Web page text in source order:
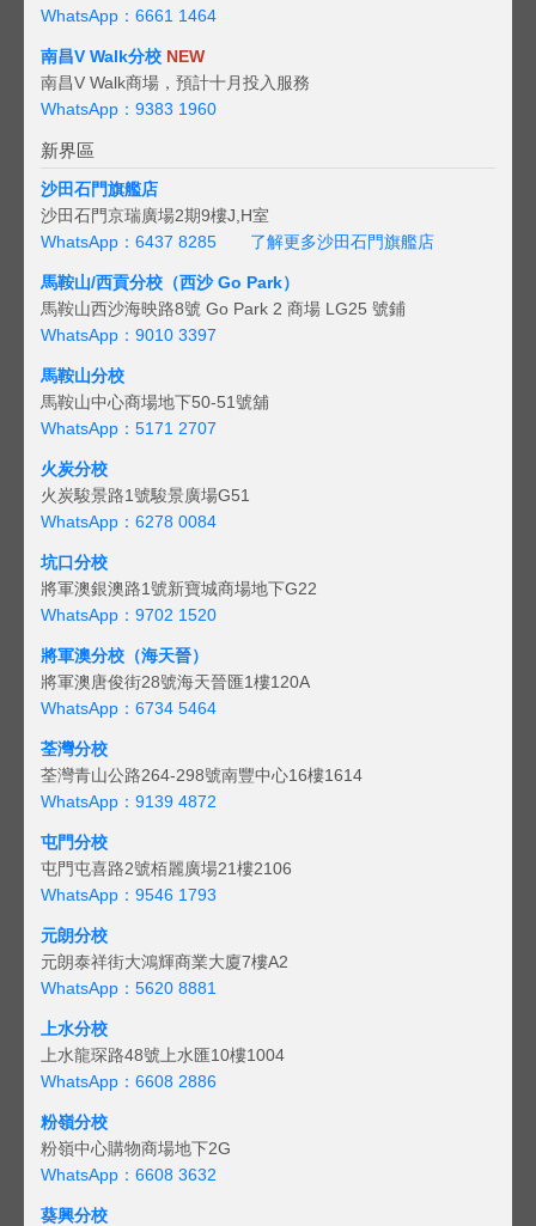
WhatsApp：6661 1464
南昌V Walk分校 NEW
南昌V Walk商場，預計十月投入服務
WhatsApp：9383 1960
新界區
沙田石門旗艦店
沙田石門京瑞廣場2期9樓J,H室
WhatsApp：6437 8285
了解更多沙田石門旗艦店
馬鞍山/西貢分校（西沙 Go Park）
馬鞍山西沙海映路8號 Go Park 2 商場 LG25 號鋪
WhatsApp：9010 3397
馬鞍山分校
馬鞍山中心商場地下50-51號舖
WhatsApp：5171 2707
火炭分校
火炭駿景路1號駿景廣場G51
WhatsApp：6278 0084
坑口分校
將軍澳銀澳路1號新寶城商場地下G22
WhatsApp：9702 1520
將軍澳分校（海天晉）
將軍澳唐俊街28號海天晉匯1樓120A
WhatsApp：6734 5464
荃灣分校
荃灣青山公路264-298號南豐中心16樓1614
WhatsApp：9139 4872
屯門分校
屯門屯喜路2號栢麗廣場21樓2106
WhatsApp：9546 1793
元朗分校
元朗泰祥街大鴻輝商業大廈7樓A2
WhatsApp：5620 8881
上水分校
上水龍琛路48號上水匯10樓1004
WhatsApp：6608 2886
粉嶺分校
粉嶺中心購物商場地下2G
WhatsApp：6608 3632
葵興分校